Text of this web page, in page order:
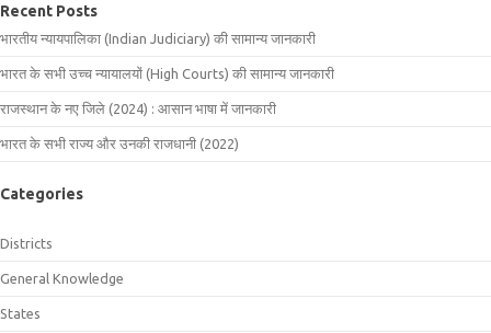
Recent Posts
भारतीय न्यायपालिका (Indian Judiciary) की सामान्य जानकारी
भारत के सभी उच्च न्यायालयों (High Courts) की सामान्य जानकारी
राजस्थान के नए जिले (2024) : आसान भाषा में जानकारी
भारत के सभी राज्य और उनकी राजधानी (2022)
Categories
Districts
General Knowledge
States